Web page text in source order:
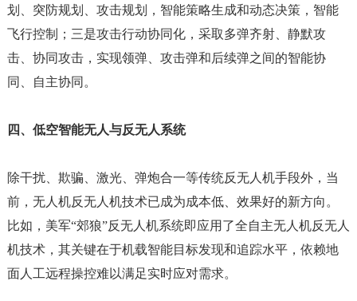
划、突防规划、攻击规划，智能策略生成和动态决策，智能
飞行控制；三是攻击行动协同化，采取多弹齐射、静默攻
击、协同攻击，实现领弹、攻击弹和后续弹之间的智能协
同、自主协同。
四、低空智能无人与反无人系统
除干扰、欺骗、激光、弹炮合一等传统反无人机手段外，当
前，无人机反无人机技术已成为成本低、效果好的新方向。
比如，美军“郊狼”反无人机系统即应用了全自主无人机反无人
机技术，其关键在于机载智能目标发现和追踪水平，依赖地
面人工远程操控难以满足实时应对需求。